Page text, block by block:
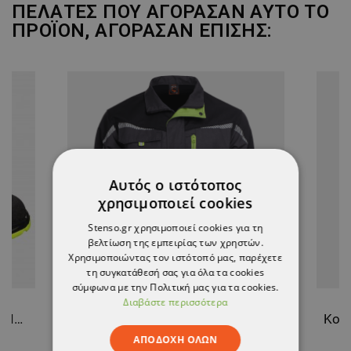
ΠΕΛΆΤΕΣ ΠΟΥ ΑΓΌΡΑΣΑΝ ΑΥΤΌ ΤΟ
ΠΡΟΪΌΝ, ΑΓΌΡΑΣΑΝ ΕΠΊΣΗΣ:
Παπούτσια εργασίας RULER MID O2 SR GREY/GREEN
Αυτός ο ιστότοπος
χρησιμοποιεί cookies
Stenso.gr χρησιμοποιεί cookies για τη
βελτίωση της εμπειρίας των χρηστών.
Χρησιμοποιώντας τον ιστότοπό μας, παρέχετε
τη συγκατάθεσή σας για όλα τα cookies
σύμφωνα με την Πολιτική μας για τα cookies.
Διαβάστε περισσότερα
ΑΠΟΔΟΧΉ ΌΛΩΝ